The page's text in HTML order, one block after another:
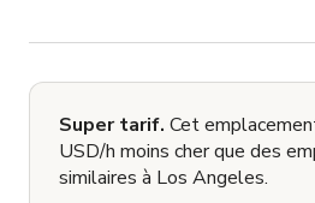
Super tarif. Cet
USD/h moins cher que des
similaires à Los Angeles.